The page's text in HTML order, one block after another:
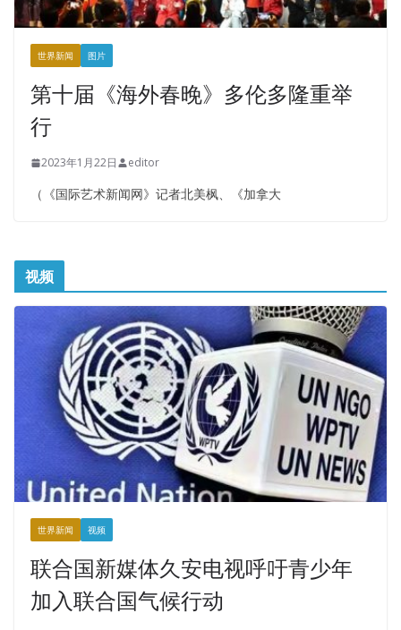
世界新闻 图片
第十届《海外春晚》多伦多隆重举
行
2023年1月22日 editor
（《国际艺术新闻网》记者北美枫、《加拿大
视频
世界新闻 视频
联合国新媒体久安电视呼吁青少年
加入联合国气候行动